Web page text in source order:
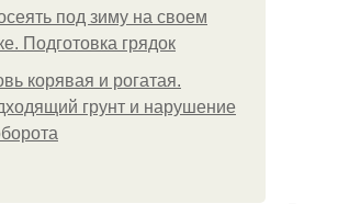
под зиму на своем
Подготовка грядок
корявая и рогатая.
грунт и нарушение